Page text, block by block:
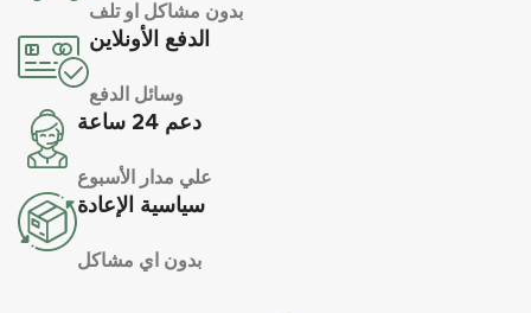
بدون مشاكل او تلف
الدفع الأونلاين
وسائل الدفع
دعم 24 ساعة
علي مدار الأسبوع
سياسية الإعادة
بدون اي مشاكل